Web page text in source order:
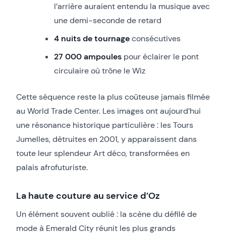
l’arrière auraient entendu la musique avec
une demi-seconde de retard
4 nuits de tournageconsécutives
27 000 ampoules pour éclairer le pont
circulaire où trône le Wiz
Cette séquence reste la plus coûteuse jamais filmée
au World Trade Center. Les images ont aujourd’hui
une résonance historique particulière : les Tours
Jumelles, détruites en 2001, y apparaissent dans
toute leur splendeur Art déco, transformées en
palais afrofuturiste.
La haute couture au service d’Oz
Un élément souvent oublié : la scène du défilé de
mode à Emerald City réunit les plus grands